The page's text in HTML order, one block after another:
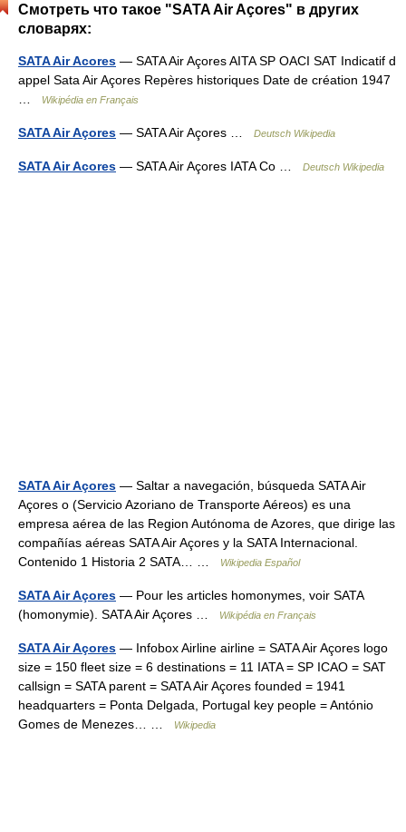
Смотреть что такое "SATA Air Açores" в других
словарях:
SATA Air Acores — SATA Air Açores AITA SP OACI SAT Indicatif d
appel Sata Air Açores Repères historiques Date de création 1947
Wikipédia en Français
SATA Air Açores — SATA Air Açores … Deutsch Wikipedia
SATA Air Acores — SATA Air Açores IATA Co … Deutsch Wikipedia
SATA Air Açores — Saltar a navegación, búsqueda SATA Air
Açores o (Servicio Azoriano de Transporte Aéreos) es una
empresa aérea de las Region Autónoma de Azores, que dirige las
compañías aéreas SATA Air Açores y la SATA Internacional.
Contenido 1 Historia 2 SATA… …
Wikipedia Español
SATA Air Açores — Pour les articles homonymes, voir SATA
(homonymie). SATA Air Açores …
Wikipédia en Français
SATA Air Açores — Infobox Airline airline = SATA Air Açores logo
size = 150 fleet size = 6 destinations = 11 IATA = SP ICAO = SAT
callsign = SATA parent = SATA Air Açores founded = 1941
headquarters = Ponta Delgada, Portugal key people = António
Gomes de Menezes… …
Wikipedia